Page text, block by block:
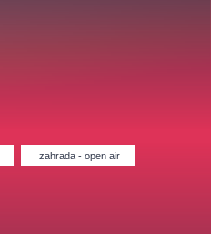
zahrada - open air